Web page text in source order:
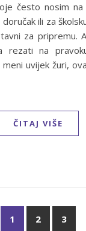
često nosim
ili za
za pripremu.
rezati na
uvijek žuri,
ČITAJ VIŠE
1 2 3